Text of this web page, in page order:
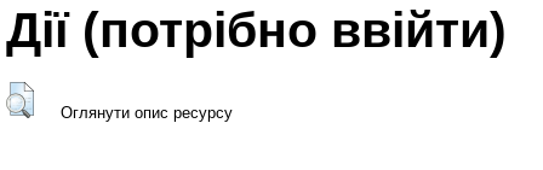
Дії ​​(потрібно ввійти)
Оглянути опис ресурсу